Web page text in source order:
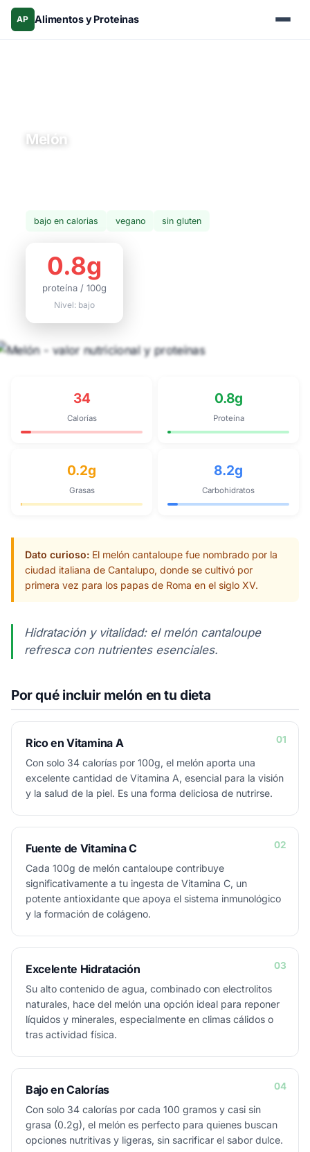
AP Alimentos y Proteinas
Melón
bajo en calorias vegano sin gluten
0.8g
proteína / 100g
Nivel: bajo
34
Calorías
0.8g
Proteína
0.2g
Grasas
8.2g
Carbohidratos
Dato curioso: El melón cantaloupe fue nombrado por la
ciudad italiana de Cantalupo, donde se cultivó por
primera vez para los papas de Roma en el siglo XV.
Hidratación y vitalidad: el melón cantaloupe
refresca con nutrientes esenciales.
Por qué incluir melón en tu dieta
01
Rico en Vitamina A
Con solo 34 calorías por 100g, el melón aporta una
excelente cantidad de Vitamina A, esencial para la visión
y la salud de la piel. Es una forma deliciosa de nutrirse.
02
Fuente de Vitamina C
Cada 100g de melón cantaloupe contribuye
significativamente a tu ingesta de Vitamina C, un
potente antioxidante que apoya el sistema inmunológico
y la formación de colágeno.
03
Excelente Hidratación
Su alto contenido de agua, combinado con electrolitos
naturales, hace del melón una opción ideal para reponer
líquidos y minerales, especialmente en climas cálidos o
tras actividad física.
04
Bajo en Calorías
Con solo 34 calorías por cada 100 gramos y casi sin
grasa (0.2g), el melón es perfecto para quienes buscan
opciones nutritivas y ligeras, sin sacrificar el sabor dulce.